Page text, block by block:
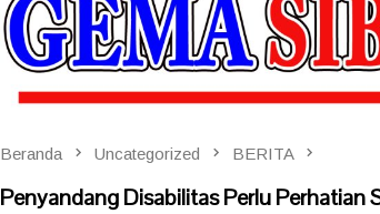
Beranda Uncategorized BERITA
Penyandang Disabilitas Perlu Perhatian